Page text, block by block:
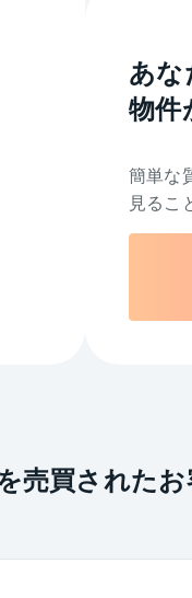
あ
物件
簡単な
見るこ
売買された